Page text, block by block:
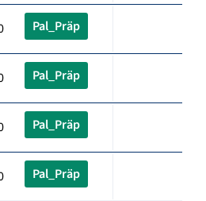
Pal_Präp
Pal_Präp
Pal_Präp
Pal_Präp